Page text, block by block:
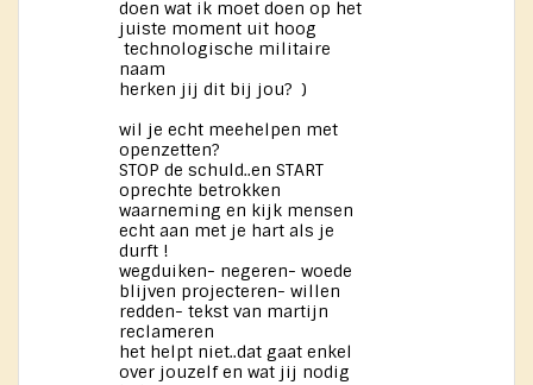
doen wat ik moet doen op het
juiste moment uit hoog
technologische militaire
naam
herken jij dit bij jou? )
wil je echt meehelpen met
openzetten?
STOP de schuld..en START
oprechte betrokken
waarneming en kijk mensen
echt aan met je hart als je
durft !
wegduiken- negeren- woede
blijven projecteren- willen
redden- tekst van martijn
reclameren
het helpt niet..dat gaat enkel
over jouzelf en wat jij nodig